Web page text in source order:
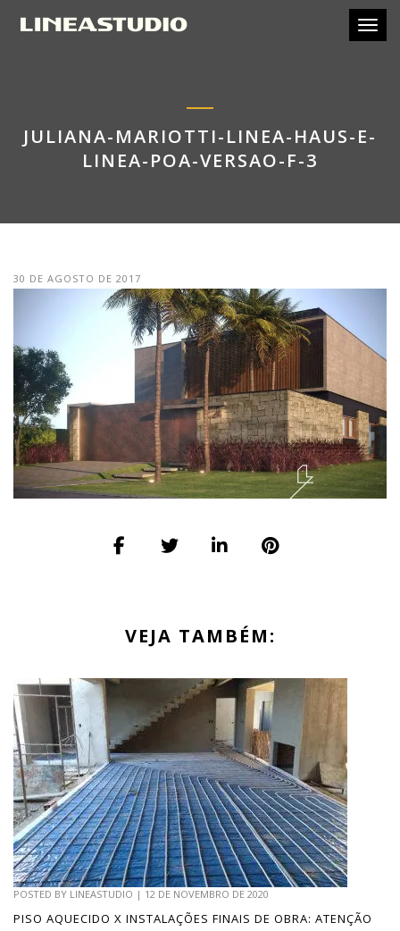
JULIANA-MARIOTTI-LINEA-HAUS-E-
LINEA-POA-VERSAO-F-3
30 DE AGOSTO DE 2017
VEJA TAMBÉM:
POSTED BY LINEASTUDIO | 12 DE NOVEMBRO DE 2020
PISO AQUECIDO X INSTALAÇÕES FINAIS DE OBRA: ATENÇÃO